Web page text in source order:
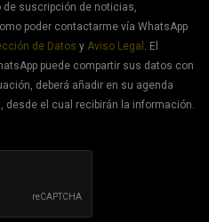
suscripción de noticias,
poder contactarme vía WhatsApp
de Datos y Aviso Legal . El
puede compartir sus datos con
deberá añadir en su agenda
desde el cual recibirán la información.